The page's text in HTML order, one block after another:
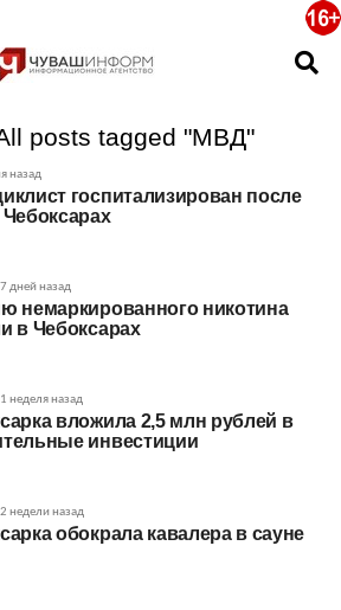
posts tagged "МВД"
назад
госпитализирован после
7 дней назад
немаркированного никотина
в Чебоксарах
1 неделя назад
вложила 2,5 млн рублей в
инвестиции
2 недели назад
обокрала кавалера в сауне